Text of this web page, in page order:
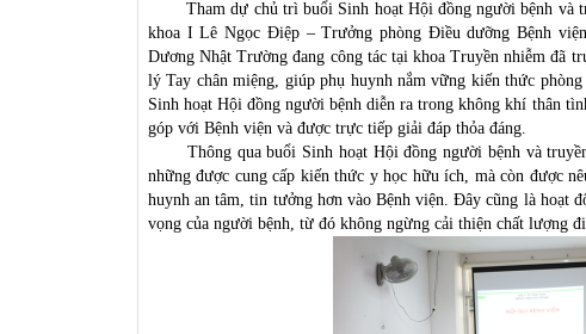
Tham dự chủ trì buổi Sinh hoạt Hội đồng người bệnh và
khoa I Lê Ngọc Điệp – Trưởng phòng Điều dưỡng Bệnh
Dương Nhật Trường đang công tác tại khoa Truyền nhiễm đã
lý Tay chân miệng, giúp phụ huynh nắm vững kiến thức
Sinh hoạt Hội đồng người bệnh diễn ra trong không khí thân
góp với Bệnh viện và được trực tiếp giải đáp thỏa đáng.
Thông qua buổi Sinh hoạt Hội đồng người bệnh và
những được cung cấp kiến thức y học hữu ích, mà còn được
huynh an tâm, tin tưởng hơn vào Bệnh viện. Đây cũng là hoạt
vọng của người bệnh, từ đó không ngừng cải thiện chất lượng